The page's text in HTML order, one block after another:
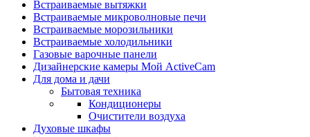
Встраиваемые вытяжки
Встраиваемые микроволновые печи
Встраиваемые морозильники
Встраиваемые холодильники
Газовые варочные панели
Дизайнерские камеры Мой ActiveCam
Для дома и дачи
Бытовая техника
Кондиционеры
Очистители воздуха
Духовые шкафы